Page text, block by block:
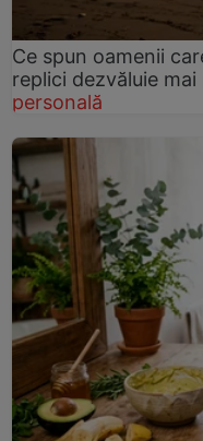
Ce spun oamenii
replici dezvăluie
personală